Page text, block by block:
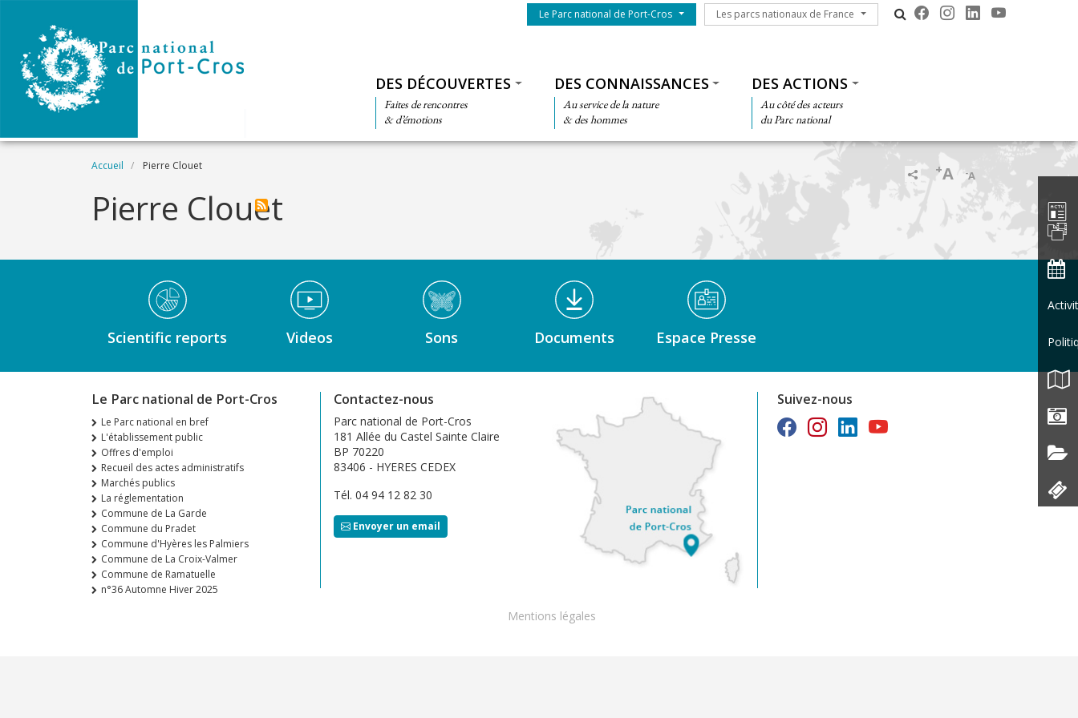
Menu du parc
Le Parc national de Port-Cros Les parcs nationaux de France
Les parcs nationaux de France
DES DÉCOUVERTES
Faites de rencontres
& d’émotions
DES CONNAISSANCES
Au service de la nature
& des hommes
DES ACTIONS
Au côté des acteurs
du Parc national
Fil d'Ariane
Accueil Pierre Clouet
-A
+A
Pierre Clouet
Médiathèque Footer
Scientific reports Videos Sons Documents Espace Presse
Le Parc national de Port-Cros
Le Parc national en bref
L'établissement public
Offres d'emploi
Recueil des actes administratifs
Marchés publics
La réglementation
Commune de La Garde
Commune du Pradet
Commune d'Hyères les Palmiers
Commune de La Croix-Valmer
Commune de Ramatuelle
n°36 Automne Hiver 2025
Contactez-nous
Parc national de Port-Cros
181 Allée du Castel Sainte Claire
BP 70220
83406 - HYERES CEDEX
Tél. 04 94 12 82 30
Envoyer un email
Suivez-nous
Footer
Mentions légales